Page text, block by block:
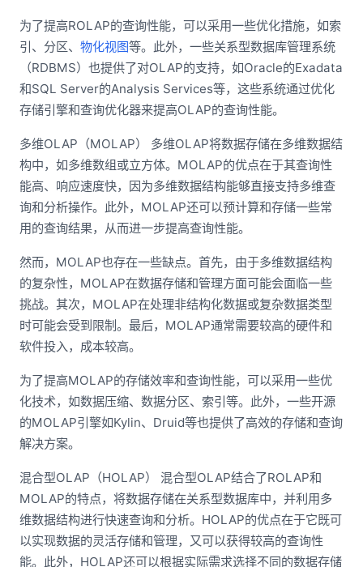
为了提高ROLAP的查询性能，可以采用一些优化措施，如索
引、分区、 物化视图等。此外，一些关系型数据库管理系统
（RDBMS）也提供了对OLAP的支持，如Oracle的Exadata
和SQL Server的Analysis Services等，这些系统通过优化
存储引擎和查询优化器来提高OLAP的查询性能。
多维OLAP（MOLAP） 多维OLAP将数据存储在多维数据结
构中，如多维数组或立方体。MOLAP的优点在于其查询性
能高、响应速度快，因为多维数据结构能够直接支持多维查
询和分析操作。此外，MOLAP还可以预计算和存储一些常
用的查询结果，从而进一步提高查询性能。
然而，MOLAP也存在一些缺点。首先，由于多维数据结构
的复杂性，MOLAP在数据存储和管理方面可能会面临一些
挑战。其次，MOLAP在处理非结构化数据或复杂数据类型
时可能会受到限制。最后，MOLAP通常需要较高的硬件和
软件投入，成本较高。
为了提高MOLAP的存储效率和查询性能，可以采用一些优
化技术，如数据压缩、数据分区、索引等。此外，一些开源
的MOLAP引擎如Kylin、Druid等也提供了高效的存储和查询
解决方案。
混合型OLAP（HOLAP） 混合型OLAP结合了ROLAP和
MOLAP的特点，将数据存储在关系型数据库中，并利用多
维数据结构进行快速查询和分析。HOLAP的优点在于它既可
以实现数据的灵活存储和管理，又可以获得较高的查询性
能。此外，HOLAP还可以根据实际需求选择不同的数据存储